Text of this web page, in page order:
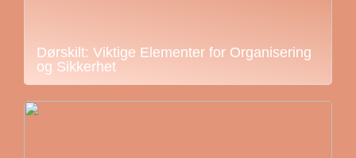
Dørskilt: Viktige Elementer for Organisering
og Sikkerhet